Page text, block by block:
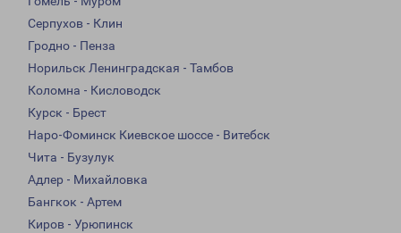
Серпухов - Клин
Гродно - Пенза
Норильск Ленинградская - Тамбов
Коломна - Кисловодск
Курск - Брест
Наро-Фоминск Киевское шоссе - Витебск
Чита - Бузулук
Адлер - Михайловка
Бангкок - Артем
Киров - Урюпинск